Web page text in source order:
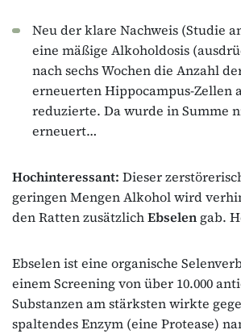
Neu der klare Nachweis (Studie
eine mäßige Alkoholdosis
nach sechs Wochen die Anzahl
erneuerten Hippocampus-Zellen
reduzierte. Da wurde in Summe
erneuert…
Hochinteressant: Dieser
geringen Mengen Alkohol wird
den Ratten zusätzlichEbselen gab.
Ebselen ist eine organische
einem Screening von über 10.000
Substanzen am stärksten wirkte
spaltendes Enzym (eine Protease)